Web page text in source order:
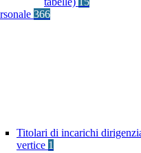
366
Titolari di incarichi
vertice 1